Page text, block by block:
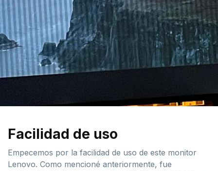
Facilidad de uso
Empecemos por la facilidad de uso de este monitor
Lenovo. Como mencioné anteriormente, fue